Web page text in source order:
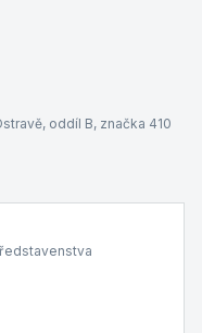
oddíl B, značka 410